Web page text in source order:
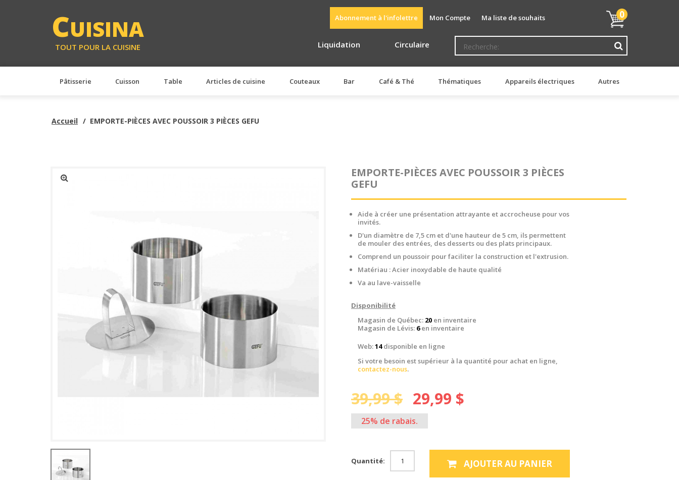
CUISINA
TOUT POUR LA CUISINE
Mon
panier
0
Abonnement à l'infolettre Mon Compte Ma liste de souhaits
Liquidation Circulaire
Pâtisserie Cuisson Table Articles de cuisine Couteaux Bar Café & Thé Thématiques Appareils électriques Autres
Accueil EMPORTE-PIÈCES AVEC POUSSOIR 3 PIÈCES GEFU
EMPORTE-PIÈCES AVEC POUSSOIR 3 PIÈCES
GEFU
Aide à créer une présentation attrayante et accrocheuse pour vos
invités.
D'un diamètre de 7,5 cm et d'une hauteur de 5 cm, ils permettent
de mouler des entrées, des desserts ou des plats principaux.
Comprend un poussoir pour faciliter la construction et l'extrusion.
Matériau : Acier inoxydable de haute qualité
Va au lave-vaisselle
Disponibilité
Magasin de Québec: 20 en inventaire
Magasin de Lévis: 6en inventaire
Web:14disponible en ligne
Si votre besoin est supérieur à la quantité pour achat en ligne,
contactez-nous.
39,99 $ 29,99 $
25% de rabais.
Quantité: AJOUTER AU PANIER